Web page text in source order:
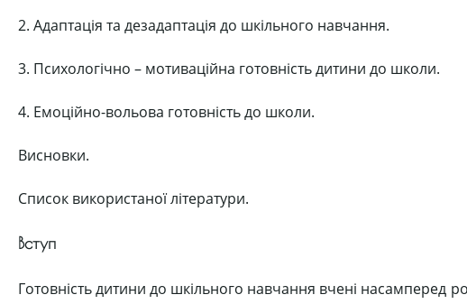
2. Адаптація та дезадаптація до шкільного навчання.
3. Психологічно – мотиваційна готовність дитини до школи.
4. Емоційно-вольова готовність до школи.
Висновки.
Список використаної літератури.
Вступ
Готовність дитини до шкільного навчання вчені насамперед